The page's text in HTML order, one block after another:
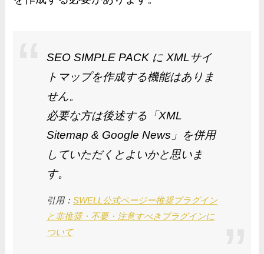
SEO SIMPLE PACK に XMLサイ
トマップを作成する機能はありま
せん。
必要な方は後述する「XML
Sitemap & Google News」を併用
していただくとよいかと思いま
す。
引用： SWELL公式ページー推奨プラグイン
と非推奨・不要・注意すべきプラグインに
ついて